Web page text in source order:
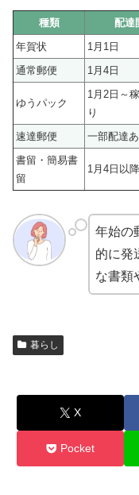
種類 配達
年賀状
1月1日
通常郵便
1月4日
ゆうパック
1月2日～
り
速達郵便
一部配達あ
書留・簡易書
留
1月4日以降
年始の
的に発
な書類
暮らし
X
Pocket